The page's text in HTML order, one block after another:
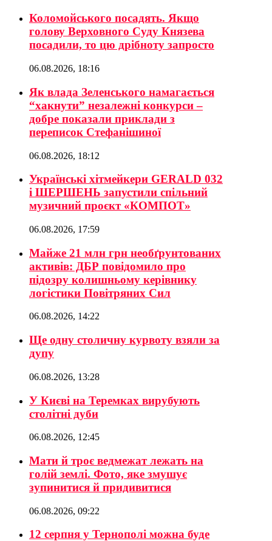
Коломойського посадять. Якщо
голову Верховного Суду Князева
посадили, то цю дрібноту запросто
06.08.2026, 18:16
Як влада Зеленського намагається
“хакнути” незалежні конкурси –
добре показали приклади з
переписок Стефанішиної
06.08.2026, 18:12
Українські хітмейкери GERALD 032
і ШЕРШЕНЬ запустили спільний
музичний проєкт «КОМПОТ»
06.08.2026, 17:59
Майже 21 млн грн необґрунтованих
активів: ДБР повідомило про
підозру колишньому керівнику
логістики Повітряних Сил
06.08.2026, 14:22
Ще одну столичну курвоту взяли за
дупу
06.08.2026, 13:28
У Києві на Теремках вирубують
столітні дуби
06.08.2026, 12:45
Мати й троє ведмежат лежать на
голій землі. Фото, яке змушує
зупинитися й придивитися
06.08.2026, 09:22
12 серпня у Тернополі можна буде